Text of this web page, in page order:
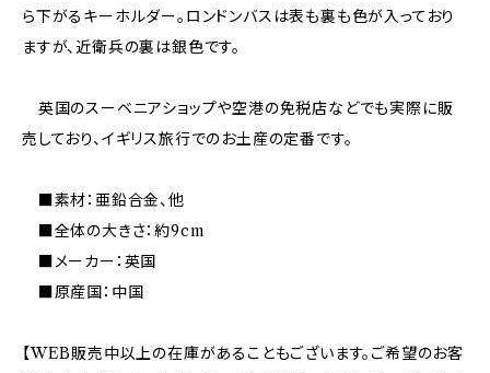
ら下がるキーホルダー。ロンドンバスは表も裏も色が入っており
ますが、近衛兵の裏は銀色です。
英国のスーベニアショップや空港の免税店などでも実際に販
売しており、イギリス旅行でのお土産の定番です。
■素材：亜鉛合金、他
■全体の大きさ：約9cm
■メーカー：英国
■原産国：中国
【WEB販売中以上の在庫があることもございます。ご希望のお客